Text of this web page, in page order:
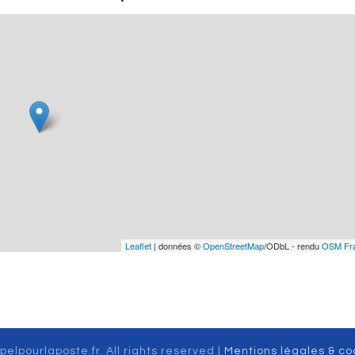
Leaflet | données ©OpenStreetMap/ODbL - renduOSM
All rights reserved | Mentions légales &